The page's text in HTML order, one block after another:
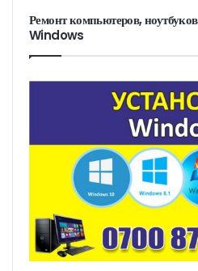
Ремонт компьютеров,
Windows